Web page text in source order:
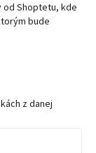
od Shoptetu, kde
bude
z danej